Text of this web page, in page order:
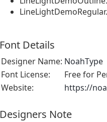
Font Details
Designer Name: NoahType
Font License:
Free for
Website:
https://
Designers Note